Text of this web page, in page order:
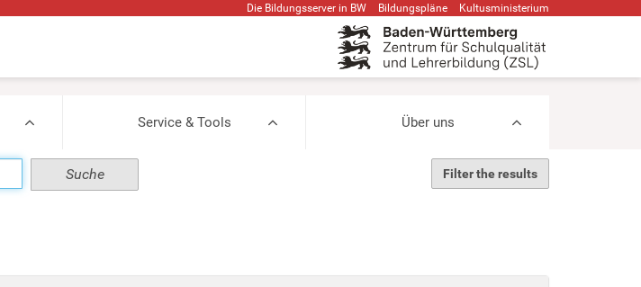
Die Bildungsserver in BW Bildungspläne Kultusministerium
Service & Tools Über uns
Filter the results